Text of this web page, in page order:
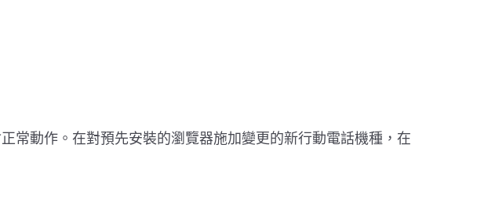
常動作。在對預先安裝的瀏覽器施加變更的新行動電話機種，在